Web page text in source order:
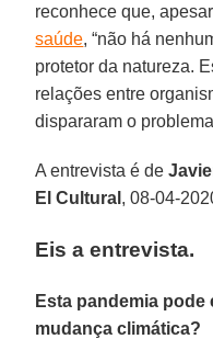
reconhece que,
saúde, “não há
protetor da natureza.
relações entre
dispararam o
A entrevista é de
El Cultural , 08-04-
Eis a entrevista.
Esta pandemia
mudança climática?